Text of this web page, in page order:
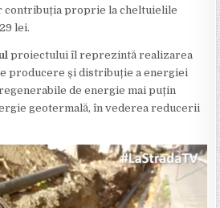
contribuția proprie la cheltuielile
lei.
proiectului îl reprezintă realizarea
producere și distribuție a energiei
de energie mai puțin
geotermală, în vederea reducerii